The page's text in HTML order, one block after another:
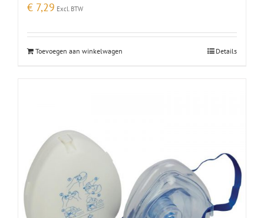
€ 7,29 Excl. BTW
Toevoegen aan winkelwagen Details